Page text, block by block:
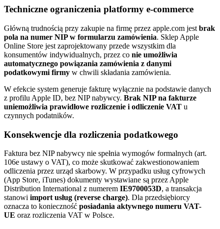
Techniczne ograniczenia platformy e-commerce
Główną trudnością przy zakupie na firmę przez apple.com jest brak
pola na numer NIP w formularzu zamówienia. Sklep Apple
Online Store jest zaprojektowany przede wszystkim dla
konsumentów indywidualnych, przez co nie umożliwia
automatycznego powiązania zamówienia z danymi
podatkowymi firmy w chwili składania zamówienia.
W efekcie system generuje fakturę wyłącznie na podstawie danych
z profilu Apple ID, bez NIP nabywcy. Brak NIP na fakturze
uniemożliwia prawidłowe rozliczenie i odliczenie VAT u
czynnych podatników.
Konsekwencje dla rozliczenia podatkowego
Faktura bez NIP nabywcy nie spełnia wymogów formalnych (art.
106e ustawy o VAT), co może skutkować zakwestionowaniem
odliczenia przez urząd skarbowy. W przypadku usług cyfrowych
(App Store, iTunes) dokumenty wystawiane są przez Apple
Distribution International z numerem IE9700053D, a transakcja
stanowi import usług (reverse charge). Dla przedsiębiorcy
oznacza to konieczność posiadania aktywnego numeru VAT-
UE oraz rozliczenia VAT w Polsce.